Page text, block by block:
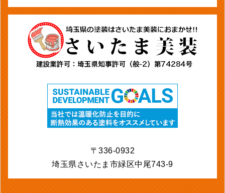
〒336-0932
埼玉県さいたま市緑区中尾743-9